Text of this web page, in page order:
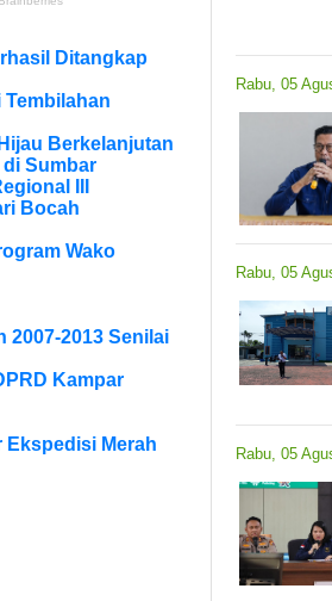
Ditangkap
Tembilahan
Berkelanjutan
Sumbar
III
Bocah
Wako
2007-2013 Senilai
Kampar
Ekspedisi Merah
Rabu, 05
Rabu, 05
Rabu, 05